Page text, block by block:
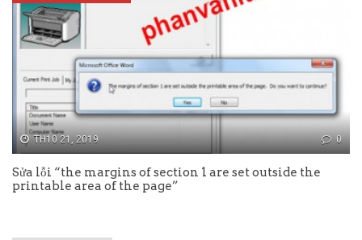
TH10 21, 2019 0
Sửa lỗi “the margins of section 1 are set outside the
printable area of the page”